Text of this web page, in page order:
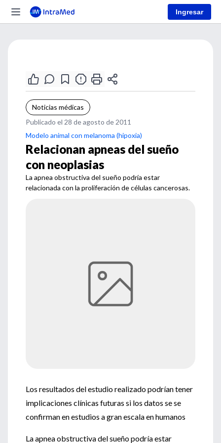
Ingresar
Noticias médicas
Publicado el 28 de agosto de 2011
Modelo animal con melanoma (hipoxia)
Relacionan apneas del sueño
con neoplasias
La apnea obstructiva del sueño podría estar
relacionada con la proliferación de células cancerosas.
Los resultados del estudio realizado podrían tener
implicaciones clínicas futuras si los datos se se
confirman en estudios a gran escala en humanos
La apnea obstructiva del sueño podría estar